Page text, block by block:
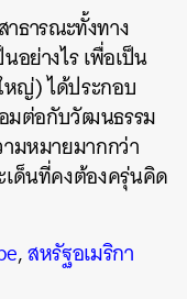
ธารณะทั้งทาง
ย่างไร เพื่อเป็น
ญ่) ได้ประกอบ
อมต่อกับวัฒนธรรม
มหมายมากกว่า
ด็นที่คงต้องครุ่นคิด
,สหรัฐอเมริกา